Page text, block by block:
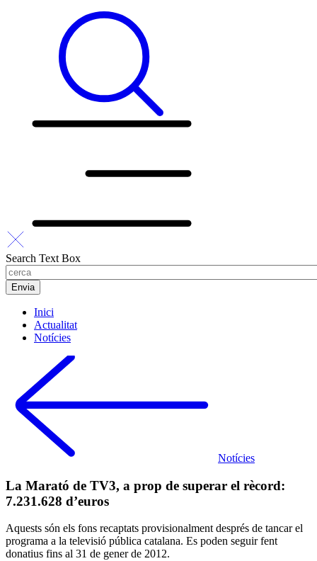
Search Text Box
Inici
Actualitat
Notícies
Notícies
La Marató de TV3, a prop de superar el rècord:
7.231.628 d’euros
Aquests són els fons recaptats provisionalment després de tancar el
programa a la televisió pública catalana. Es poden seguir fent
donatius fins al 31 de gener de 2012.